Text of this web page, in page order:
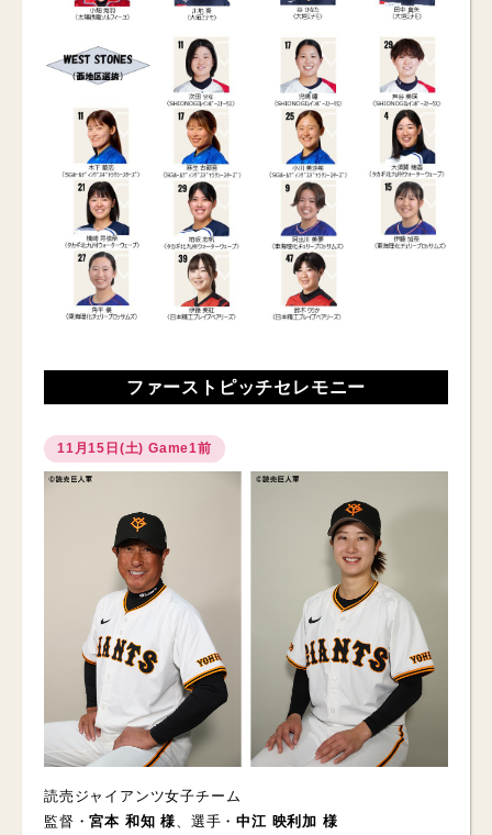
ファーストピッチセレモニー
11月15日(土) Game1前
読売ジャイアンツ女子チーム
監督・宮本 和知 様、選手・中江 映利加 様